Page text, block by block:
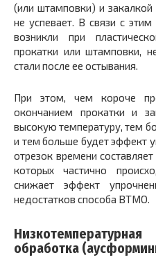
(или штамповки) и закалкой
не успевает. В связи с
возникли при
прокатки или штамповки,
стали после ее остывания.
При этом, чем короче
окончанием прокатки и
высокую температуру, тем
и тем больше будет эффект
отрезок времени
которых частично
снижает эффект
недостатков способа ВТМО.
обработка